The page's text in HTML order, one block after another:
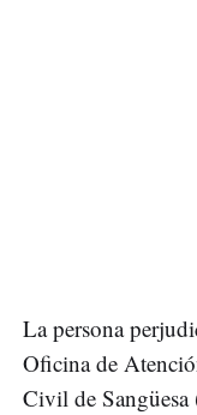
La persona
Oficina de
Civil de Sangüesa